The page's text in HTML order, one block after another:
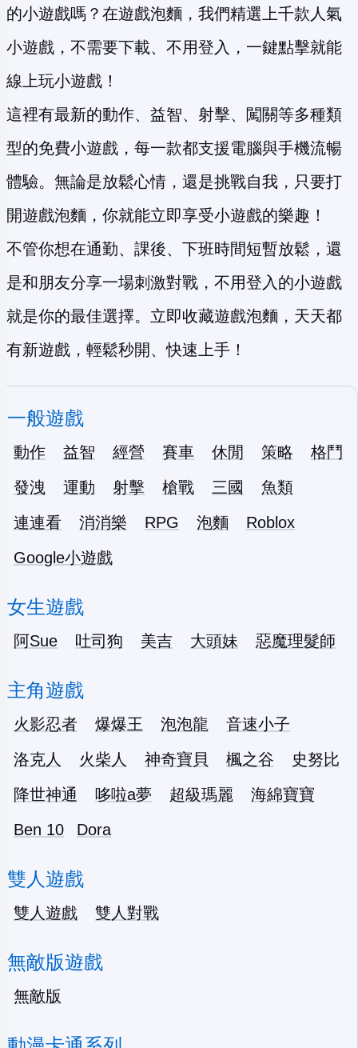
的小遊戲嗎？在遊戲泡麵，我們精選上千款人氣
小遊戲，不需要下載、不用登入，一鍵點擊就能
線上玩小遊戲！
這裡有最新的動作、益智、射擊、闖關等多種類
型的免費小遊戲，每一款都支援電腦與手機流暢
體驗。無論是放鬆心情，還是挑戰自我，只要打
開遊戲泡麵，你就能立即享受小遊戲的樂趣！
不管你想在通勤、課後、下班時間短暫放鬆，還
是和朋友分享一場刺激對戰，不用登入的小遊戲
就是你的最佳選擇。立即收藏遊戲泡麵，天天都
有新遊戲，輕鬆秒開、快速上手！
一般遊戲
動作 益智 經營 賽車 休閒 策略
格鬥
發洩
運動 射擊 槍戰 三國
魚類
連連看
消消樂 RPG 泡麵
Roblox
Google小遊戲
女生遊戲
阿Sue 吐司狗 美吉 大頭妹 惡魔理髮師
主角遊戲
火影忍者 爆爆王 泡泡龍
音速小子
洛克人
火柴人 神奇寶貝 楓之谷
史努比
降世神通
哆啦a夢 超級瑪麗
海綿寶寶
Ben 10
Dora
雙人遊戲
雙人遊戲 雙人對戰
無敵版遊戲
無敵版